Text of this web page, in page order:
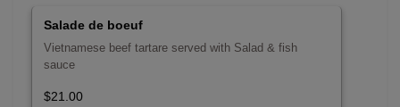
Salade de boeuf
Vietnamese beef tartare served with Salad & fish
sauce
$21.00